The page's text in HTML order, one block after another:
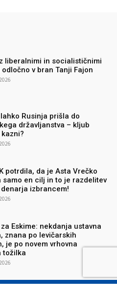
liberalnimi in socialističnimi
v bran Tanji Fajon
Rusinja prišla do
državljanstva – kljub
potrdila, da je Asta Vrečko
samo en cilj in to je razdelitev
izbrancem!
Eskime: nekdanja ustavna
znana po levičarskih
je po novem vrhovna
tožilka